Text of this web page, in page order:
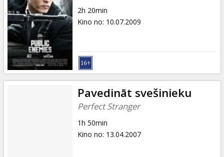
2h 20min
Kino no: 10.07.2009
Pavedināt svešinieku
Perfect Stranger
1h 50min
Kino no: 13.04.2007